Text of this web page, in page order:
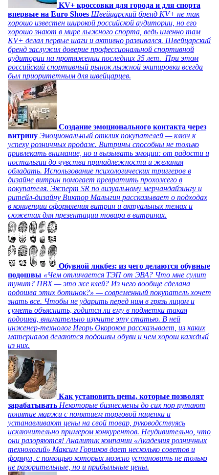
KV+ кроссовки для города и для спорта
впервые на Euro Shoes Швейцарский бренд KV+ не так
хорошо известен широкой российской аудитории, но его
хорошо знают в мире лыжного спорта, ведь именно там
KV+ делал первые шаги и активно развивался. Швейцарский
бренд заслужил доверие профессиональной спортивной
аудитории на протяжении последних 35 лет. При этом
российский спортивный рынок лыжной экипировки всегда
был приоритетным для швейцарцев.
Создание эмоционального контакта через
витрину Эмоциональный отклик покупателей — ключ к
успеху розничных продаж. Витрины способны не только
привлекать внимание, но и вызывать эмоции: от радости и
ностальгии до чувства принадлежности и желания
обладать. Использование психологических триггеров в
дизайне витрин помогает превратить прохожего в
покупателя. Эксперт SR по визуальному мерчандайзингу и
ритейл-дизайну Виктор Малыгин рассказывает о подходах
в концепции оформления витрин и актуальных темах и
сюжетах для презентации товара в витринах.
Обувной ликбез: из чего делаются обувные
подошвы «Чем отличается ТЭП от ЭВА? Что мне сулит
тунит? ПВХ — это же клей? Из чего вообще сделана
подошва этих ботинок?» — современный покупатель хочет
знать все. Чтобы не ударить перед ним в грязь лицом и
суметь объяснить, годится ли ему в подметки такая
подошва, внимательно изучите эту статью. В ней
инженер-технолог Игорь Окороков рассказывает, из каких
материалов делаются подошвы обуви и чем хорош каждый
из них.
Как установить цены, которые позволят
зарабатывать Некоторые бизнесмены до сих пор путают
понятие маржи с понятием торговой наценки и
устанавливают цены на свой товар, руководствуясь
исключительно примером конкурентов. Неудивительно, что
они разоряются! Аналитик компании «Академия розничных
технологий» Максим Горшков дает несколько советов и
формул, с помощью которых можно установить не только
не разорительные, но и прибыльные цены.